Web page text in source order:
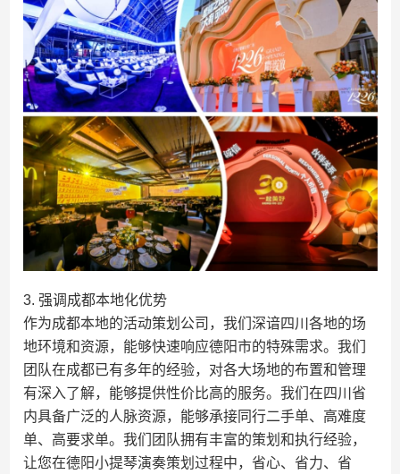
3. 强调成都本地化优势
作为成都本地的活动策划公司，我们深谙四川各地的场
地环境和资源，能够快速响应德阳市的特殊需求。我们
团队在成都已有多年的经验，对各大场地的布置和管理
有深入了解，能够提供性价比高的服务。我们在四川省
内具备广泛的人脉资源，能够承接同行二手单、高难度
单、高要求单。我们团队拥有丰富的策划和执行经验，
让您在德阳小提琴演奏策划过程中，省心、省力、省